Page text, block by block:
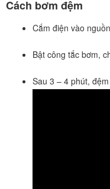
Cách bơm đệm
Cắm điện vào
Bật công tắc bơm,
Sau 3 – 4 phút,